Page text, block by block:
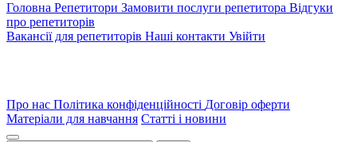
Головна Репетитори Замовити послуги репетитора Відгуки
про репетиторів
Вакансії для репетиторів Наші контакти Увійти
Про нас Політика конфіденційності Договір оферти
Матеріали для навчання Статті і новини